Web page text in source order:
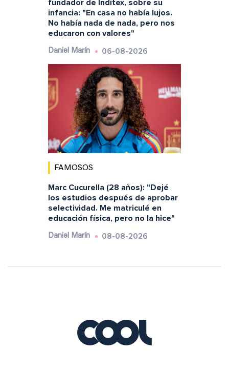
fundador de Inditex, sobre su
infancia: "En casa no había lujos.
No había nada de nada, pero nos
educaron con valores"
Daniel Marín 06-08-2026
FAMOSOS
Marc Cucurella (28 años): "Dejé
los estudios después de aprobar
selectividad. Me matriculé en
educación física, pero no la hice"
Daniel Marín 08-08-2026